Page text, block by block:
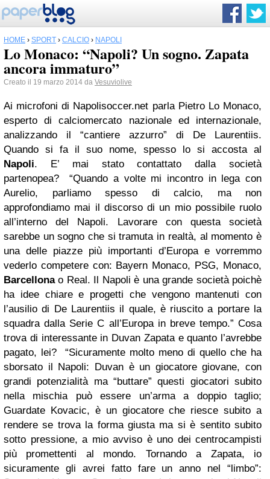
HOME › SPORT › CALCIO › NAPOLI
Lo Monaco: “Napoli? Un sogno. Zapata
ancora immaturo”
Creato il 19 marzo 2014 da Vesuviolive
Ai microfoni di Napolisoccer.net parla Pietro Lo Monaco,
esperto di calciomercato nazionale ed internazionale,
analizzando il “cantiere azzurro” di De Laurentiis.
Quando si fa il suo nome, spesso lo si accosta al
Napoli. E’ mai stato contattato dalla società
partenopea? “Quando a volte mi incontro in lega con
Aurelio, parliamo spesso di calcio, ma non
approfondiamo mai il discorso di un mio possibile ruolo
all’interno del Napoli. Lavorare con questa società
sarebbe un sogno che si tramuta in realtà, al momento è
una delle piazze più importanti d’Europa e vorremmo
vederlo competere con: Bayern Monaco, PSG, Monaco,
Barcellonao Real. Il Napoli è una grande società poichè
ha idee chiare e progetti che vengono mantenuti con
l’ausilio di De Laurentiis il quale, è riuscito a portare la
squadra dalla Serie C all’Europa in breve tempo.” Cosa
trova di interessante in Duvan Zapata e quanto l’avrebbe
pagato, lei? “Sicuramente molto meno di quello che ha
sborsato il Napoli: Duvan è un giocatore giovane, con
grandi potenzialità ma “buttare” questi giocatori subito
nella mischia può essere un’arma a doppio taglio;
Guardate Kovacic, è un giocatore che riesce subito a
rendere se trova la forma giusta ma si è sentito subito
sotto pressione, a mio avviso è uno dei centrocampisti
più promettenti al mondo. Tornando a Zapata, io
sicuramente gli avrei fatto fare un anno nel “limbo”: